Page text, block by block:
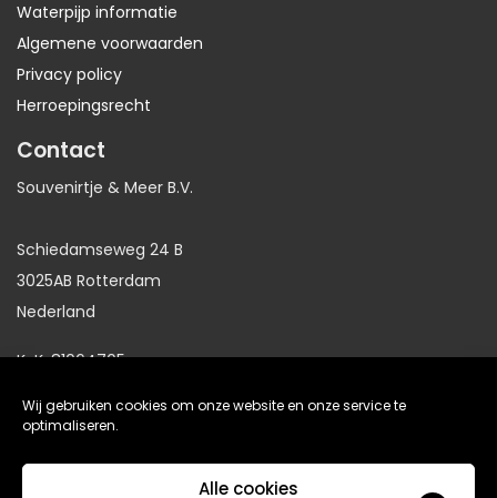
Wij gebruiken cookies om onze website en onze service te
optimaliseren.
Alle cookies
Waterpijp informatie
Algemene voorwaarden
Privacy policy
Herroepingsrecht
Contact
Souvenirtje & Meer B.V.
Schiedamseweg 24 B
3025AB Rotterdam
Nederland
KvK: 81064705